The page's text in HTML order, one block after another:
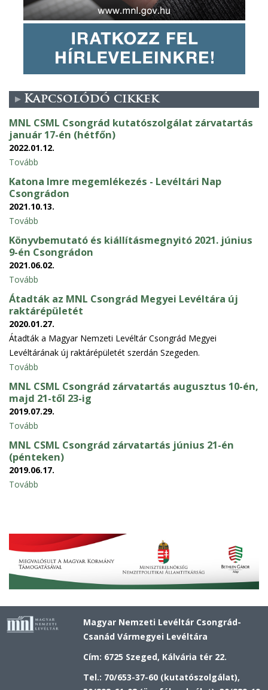
Kapcsolódó cikkek
MNL CSML Csongrád kutatószolgálat zárvatartás
január 17-én (hétfőn)
2022.01.12.
Tovább
Katona Imre megemlékezés - Levéltári Nap
Csongrádon
2021.10.13.
Tovább
Könyvbemutató és kiállításmegnyitó 2021. június
9-én Csongrádon
2021.06.02.
Tovább
Átadták az MNL Csongrád Megyei Levéltára új
raktárépületét
2020.01.27.
Átadták a Magyar Nemzeti Levéltár Csongrád Megyei
Levéltárának új raktárépületét szerdán Szegeden.
Tovább
MNL CSML Csongrád zárvatartás augusztus 10-én,
majd 21-től 23-ig
2019.07.29.
Tovább
MNL CSML Csongrád zárvatartás június 21-én
(pénteken)
2019.06.17.
Tovább
Magyar Nemzeti Levéltár Csongrád-
Csanád Vármegyei Levéltára
Cím: 6725 Szeged, Kálvária tér 22.
Tel.: 70/653-37-60 (kutatószolgálat),